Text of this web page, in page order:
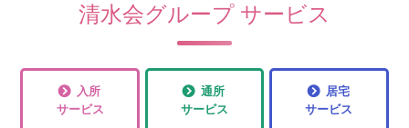
清水会グループ サービス
入所
サービス
通所
サービス
居宅
サービス